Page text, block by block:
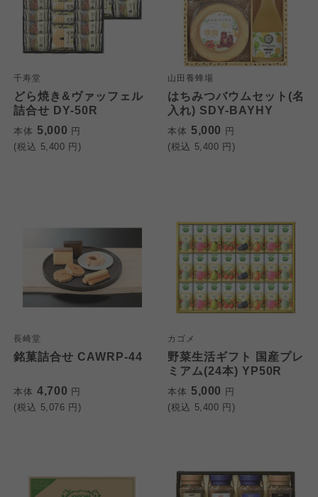
千寿堂
どら焼き&ヴァッフェル
詰合せ DY-50R
本体 5,000 円
(税込 5,400 円)
山田養蜂場
はちみつバウムセット(名
入れ) SDY-BAYHY
本体 5,000 円
(税込 5,400 円)
長崎堂
銘菓詰合せ CAWRP-44
本体 4,700 円
(税込 5,076 円)
カゴメ
野菜生活ギフト 国産プレ
ミアム(24本) YP50R
本体 5,000 円
(税込 5,400 円)